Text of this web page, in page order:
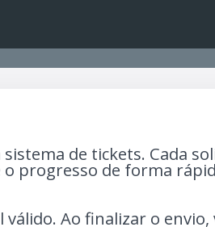
de tickets. Cada
progresso de forma
Ao finalizar o envio,